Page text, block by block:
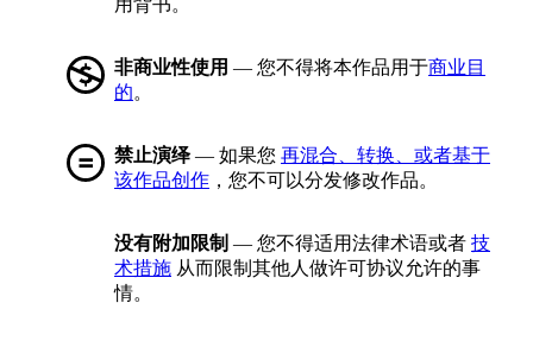
用背书。
非商业性使用 — 您不得将本作品用于商业目
的。
禁止演绎 — 如果您 再混合、转换、或者基于
该作品创作 ，您不可以分发修改作品。
没有附加限制 — 您不得适用法律术语或者 技
术措施 从而限制其他人做许可协议允许的事
情。